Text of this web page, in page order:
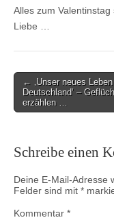
Alles zum
Liebe …
Post
navigation
← ‚Unser neues
Deutschland‘ –
erzählen …
Schreibe einen
Deine E-Mail-Adresse
Felder sind mit *
Kommentar *